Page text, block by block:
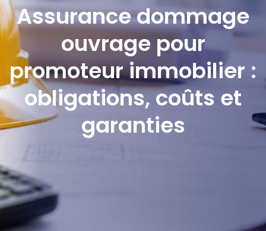
Assurance dommage
ouvrage pour
promoteur immobilier :
obligations, coûts et
garanties